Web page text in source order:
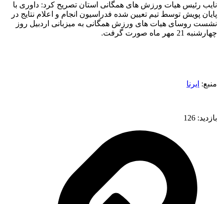
نایب رئیس هیات ورزش های همگانی استان تصریح کرد: داوری با
پایان پویش توسط تیم تعیین شده فدراسیون انجام و اعلام نتایج در
نشست روسای هیات های ورزش همگانی به میزبانی اردبیل روز
چهارشنبه 21 مهر ماه صورت گرفت.
منبع: ایرنا
بازدید: 126